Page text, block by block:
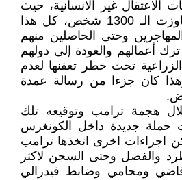
الاعتقال غير الانسانية، حيث
تشير تقارير بوفيات تجاوزت الـ 1300 شخص، كل هذا
وحتى الحاصلين منهم
أعمالهم والعودة إلى دولهم
تحت خطر تعفنها لعدم
كان جزءا من رسالة عمدة
هجمة ترامب وتوقيعه تلك
حملة جديدة داخل الكونغرس
اجراءات اخرى اتخذها ترامب
والفصل وحتى السجن لاكثر
قاضي ومحامي وضابط فيدرالي